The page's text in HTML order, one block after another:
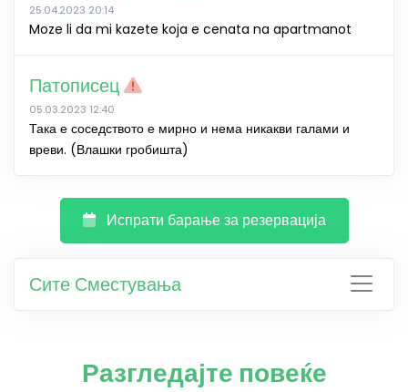
25.04.2023 20:14
Moze li da mi kazete koja e cenata na apartmanot
Патописец
05.03.2023 12:40
Така е соседството е мирно и нема никакви галами и
вреви. (Влашки гробишта)
Испрати барање за резервација
Сите Сместувања
Разгледајте повеќе